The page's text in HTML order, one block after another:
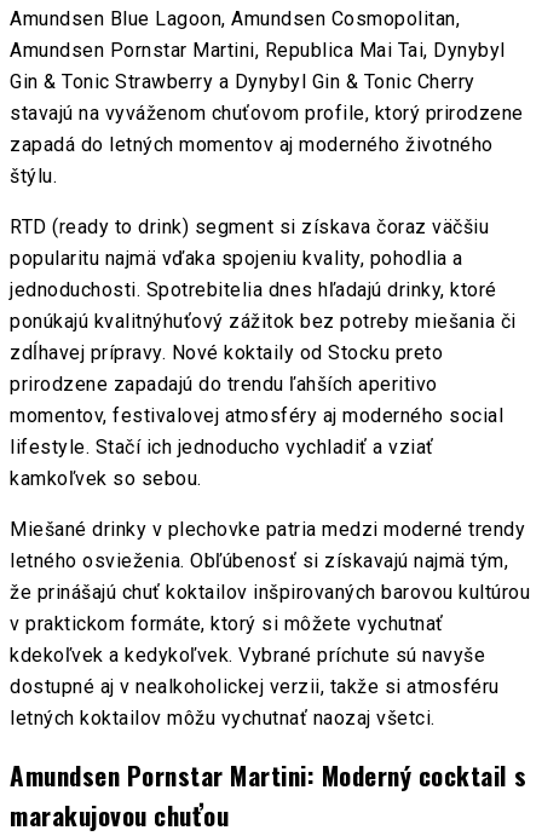
Amundsen Blue Lagoon, Amundsen Cosmopolitan,
Amundsen Pornstar Martini, Republica Mai Tai, Dynybyl
Gin & Tonic Strawberry a Dynybyl Gin & Tonic Cherry
stavajú na vyváženom chuťovom profile, ktorý prirodzene
zapadá do letných momentov aj moderného životného
štýlu.
RTD (ready to drink) segment si získava čoraz väčšiu
popularitu najmä vďaka spojeniu kvality, pohodlia a
jednoduchosti. Spotrebitelia dnes hľadajú drinky, ktoré
ponúkajú kvalitnýhuťový zážitok bez potreby miešania či
zdĺhavej prípravy. Nové koktaily od Stocku preto
prirodzene zapadajú do trendu ľahších aperitivo
momentov, festivalovej atmosféry aj moderného social
lifestyle. Stačí ich jednoducho vychladiť a vziať
kamkoľvek so sebou.
Miešané drinky v plechovke patria medzi moderné trendy
letného osvieženia. Obľúbenosť si získavajú najmä tým,
že prinášajú chuť koktailov inšpirovaných barovou kultúrou
v praktickom formáte, ktorý si môžete vychutnať
kdekoľvek a kedykoľvek. Vybrané príchute sú navyše
dostupné aj v nealkoholickej verzii, takže si atmosféru
letných koktailov môžu vychutnať naozaj všetci.
Amundsen Pornstar Martini: Moderný cocktail s
marakujovou chuťou